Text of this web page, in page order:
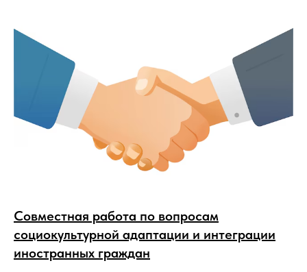
Совместная работа по вопросам
социокультурной адаптации и интеграции
иностранных граждан